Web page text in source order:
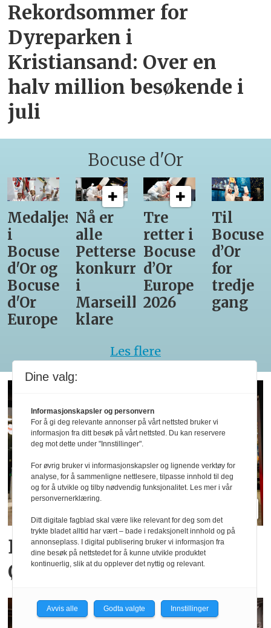
Rekordsommer for
Dyreparken i
Kristiansand: Over en
halv million besøkende i
juli
Bocuse d'Or
Medaljestatistikk
i
Bocuse
d'Or og
Bocuse
d'Or
Europe
Nå er
alle
Pettersens
konkurrenter
i
Marseille
klare
Tre
retter i
Bocuse
d’Or
Europe
2026
Til
Bocuse
d’Or
for
tredje
gang
Les flere
Big Bite vil doble på
Østlandet innen tre år
Dine valg:
Informasjonskapsler og personvern
For å gi deg relevante annonser på vårt nettsted bruker vi
informasjon fra ditt besøk på vårt nettsted. Du kan reservere
deg mot dette under "Innstillinger".
For øvrig bruker vi informasjonskapsler og lignende verktøy for
analyse, for å sammenligne nettlesere, tilpasse innhold til deg
og for å utvikle og tilby nødvendig funksjonalitet. Les mer i vår
personvernerklæring.
Ditt digitale fagblad skal være like relevant for deg som det
trykte bladet alltid har vært – bade i redaksjonelt innhold og på
annonseplass. I digital publisering bruker vi informasjon fra
dine besøk på nettstedet for å kunne utvikle produktet
kontinuerlig, slik at du opplever det nyttig og relevant.
Avvis alle Godta valgte Innstillinger